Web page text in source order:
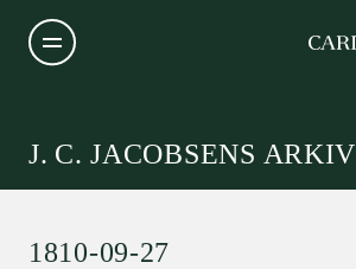
J. C. JACOBSENS ARKIV
1810-09-27